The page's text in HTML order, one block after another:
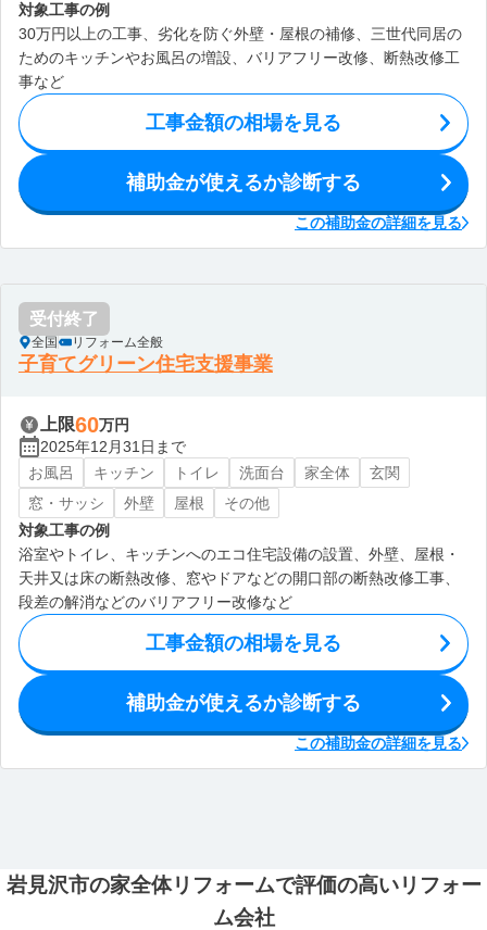
対象工事の例
30万円以上の工事、劣化を防ぐ外壁・屋根の補修、三世代同居の
ためのキッチンやお風呂の増設、バリアフリー改修、断熱改修工
事など
工事金額の相場を見る
補助金が使えるか診断する
この補助金の詳細を見る
受付終了
全国 リフォーム全般
子育てグリーン住宅支援事業
上限60万円
2025年12月31日まで
お風呂
キッチン トイレ 洗面台 家全体
玄関
窓・サッシ
外壁 屋根
その他
対象工事の例
浴室やトイレ、キッチンへのエコ住宅設備の設置、外壁、屋根・
天井又は床の断熱改修、窓やドアなどの開口部の断熱改修工事、
段差の解消などのバリアフリー改修など
工事金額の相場を見る
補助金が使えるか診断する
この補助金の詳細を見る
岩見沢市の家全体リフォームで評価の高いリフォー
ム会社